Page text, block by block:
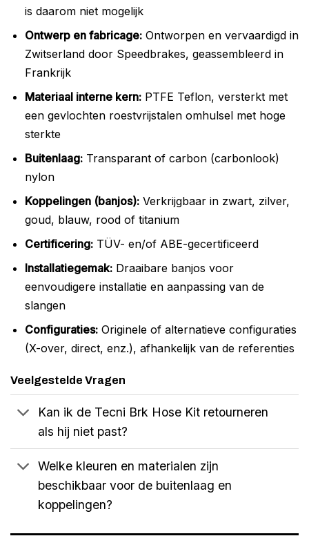
is daarom niet mogelijk
Ontwerp en fabricage:Ontworpen en vervaardigd in
Zwitserland door Speedbrakes, geassembleerd in
Frankrijk
Materiaal interne kern:PTFE Teflon, versterkt met
een gevlochten roestvrijstalen omhulsel met hoge
sterkte
Buitenlaag:Transparant of carbon (carbonlook)
nylon
Koppelingen (banjos):Verkrijgbaar in zwart, zilver,
goud, blauw, rood of titanium
Certificering:TÜV- en/of ABE-gecertificeerd
Installatiegemak:Draaibare banjos voor
eenvoudigere installatie en aanpassing van de
slangen
Configuraties:Originele of alternatieve configuraties
(X-over, direct, enz.), afhankelijk van de referenties
Veelgestelde Vragen
Kan ik de Tecni Brk Hose Kit retourneren
als hij niet past?
Welke kleuren en materialen zijn
beschikbaar voor de buitenlaag en
koppelingen?